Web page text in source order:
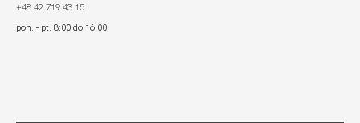
+48 42 719 43 15
pon. - pt. 8:00 do 16:00